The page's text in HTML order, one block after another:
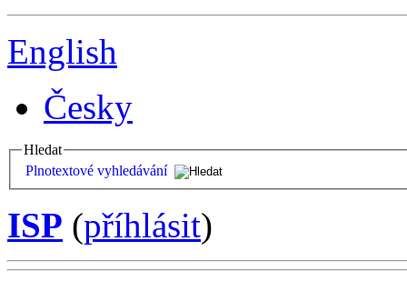
English
Česky
Hledat
Plnotextové vyhledávání
ISP (příhlásit)